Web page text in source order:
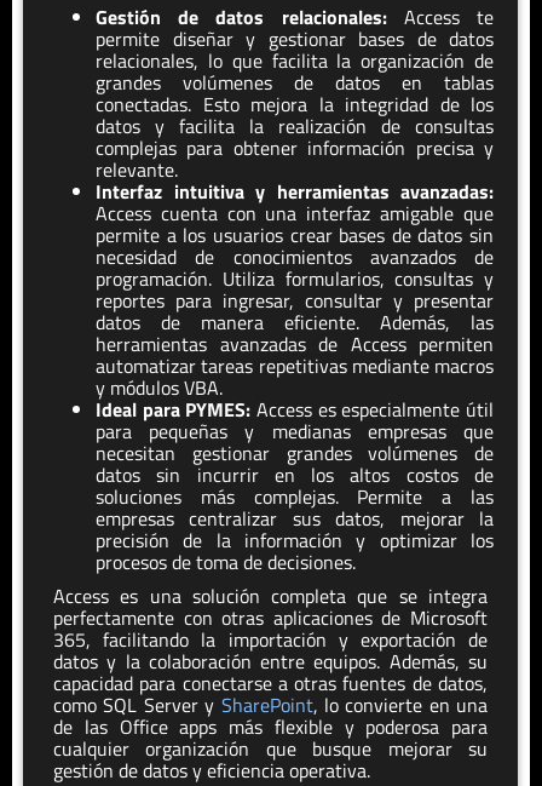
Gestión de datos relacionales:Access te
permite diseñar y gestionar bases de datos
relacionales, lo que facilita la organización de
grandes volúmenes de datos en tablas
conectadas. Esto mejora la integridad de los
datos y facilita la realización de consultas
complejas para obtener información precisa y
relevante.
Interfaz intuitiva y herramientas avanzadas:
Access cuenta con una interfaz amigable que
permite a los usuarios crear bases de datos sin
necesidad de conocimientos avanzados de
programación. Utiliza formularios, consultas y
reportes para ingresar, consultar y presentar
datos de manera eficiente. Además, las
herramientas avanzadas de Access permiten
automatizar tareas repetitivas mediante macros
y módulos VBA.
Ideal para PYMES: Access es especialmente útil
para pequeñas y medianas empresas que
necesitan gestionar grandes volúmenes de
datos sin incurrir en los altos costos de
soluciones más complejas. Permite a las
empresas centralizar sus datos, mejorar la
precisión de la información y optimizar los
procesos de toma de decisiones.
Access es una solución completa que se integra
perfectamente con otras aplicaciones de Microsoft
365, facilitando la importación y exportación de
datos y la colaboración entre equipos. Además, su
capacidad para conectarse a otras fuentes de datos,
como SQL Server y SharePoint, lo convierte en una
de las Office apps más flexible y poderosa para
cualquier organización que busque mejorar su
gestión de datos y eficiencia operativa.